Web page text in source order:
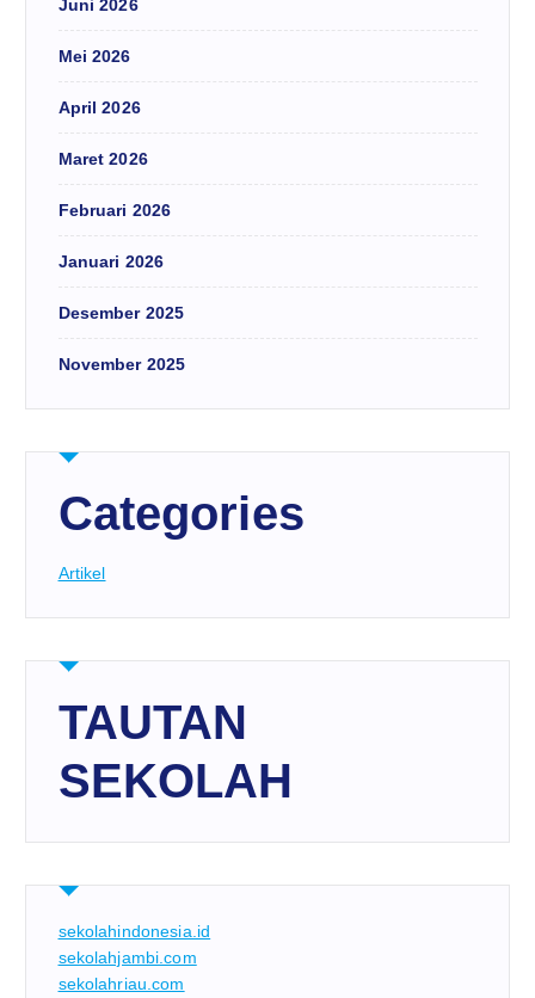
Juni 2026
Mei 2026
April 2026
Maret 2026
Februari 2026
Januari 2026
Desember 2025
November 2025
Categories
Artikel
TAUTAN
SEKOLAH
sekolahindonesia.id
sekolahjambi.com
sekolahriau.com